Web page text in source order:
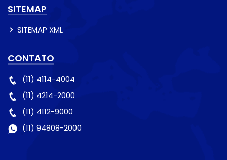
SITEMAP
SITEMAP XML
CONTATO
(11) 4114-4004
(11) 4214-2000
(11) 4112-9000
(11) 94808-2000